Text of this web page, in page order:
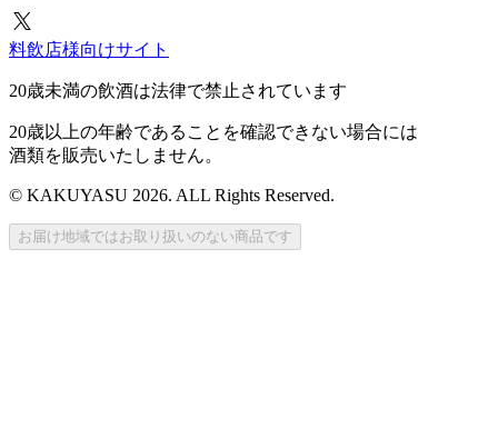
料飲店様向けサイト
20歳未満の飲酒は法律で禁止されています
20歳以上の年齢であることを確認できない場合には
酒類を販売いたしません。
© KAKUYASU 2026. ALL Rights Reserved.
お届け地域ではお取り扱いのない商品です